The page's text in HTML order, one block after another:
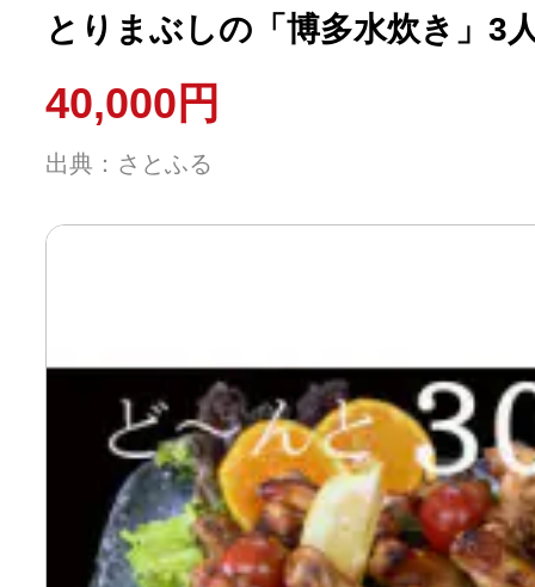
とりまぶしの「博多水炊き」3
40,000円
出典：さとふる